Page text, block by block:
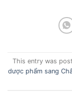
This entry was
dược phẩm sang